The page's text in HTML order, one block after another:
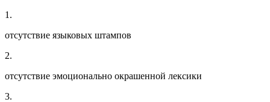
1.
отсутствие языковых штампов
2.
отсутствие эмоционально окрашенной лексики
3.